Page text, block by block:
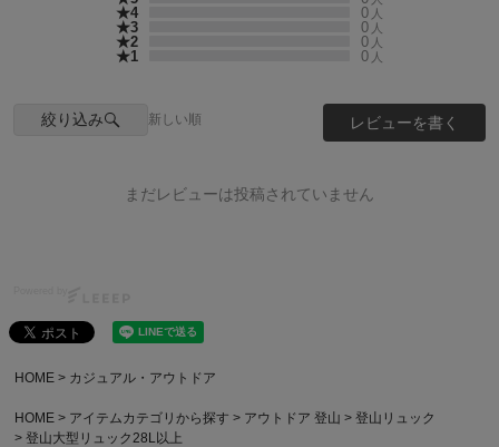
★4 0 人
★3 0 人
★2 0 人
★1 0 人
絞り込み 新しい順 レビューを書く
まだレビューは投稿されていません
HOME カジュアル・アウトドア
HOME アイテムカテゴリから探す アウトドア 登山
登山リュック
登山大型リュック28L以上